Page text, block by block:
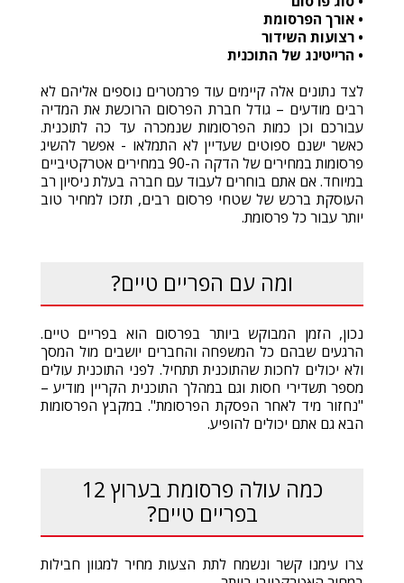
• אורך הפרסומת
• רצועות השידור
• הרייטינג של התוכנית
לצד נתונים אלה קיימים עוד פרמטרים נוספים אליהם לא
רבים מודעים – גודל חברת הפרסום הרוכשת את המדיה
עבורכם וכן כמות הפרסומות שנמכרה עד כה לתוכנית.
כאשר ישנם ספוטים שעדיין לא התמלאו - אפשר להשיג
פרסומות במחירים של הדקה ה-90 במחירים אטרקטיביים
במיוחד. אם אתם בוחרים לעבוד עם חברה בעלת ניסיון רב
העוסקת ברכש של שטחי פרסום רבים, תזכו למחיר טוב
יותר עבור כל פרסומת.
ומה עם הפריים טיים?
נכון, הזמן המבוקש ביותר בפרסום הוא בפריים טיים.
הרגעים שבהם כל המשפחה והחברים יושבים מול המסך
ולא יכולים לחכות שהתוכנית תתחיל. לפני התוכנית עולים
מספר תשדירי חסות וגם במהלך התוכנית הקריין מודיע –
"נחזור מיד לאחר הפסקת הפרסומת". במקבץ הפרסומות
הבא גם אתם יכולים להופיע.
כמה עולה פרסומת בערוץ 12
בפריים טיים?
צרו עימנו קשר ונשמח לתת הצעות מחיר למגוון חבילות